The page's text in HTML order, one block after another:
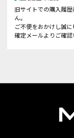
旧サイトでの購入履
ん。
ご不便をおかけし誠
確定メールよりご確認